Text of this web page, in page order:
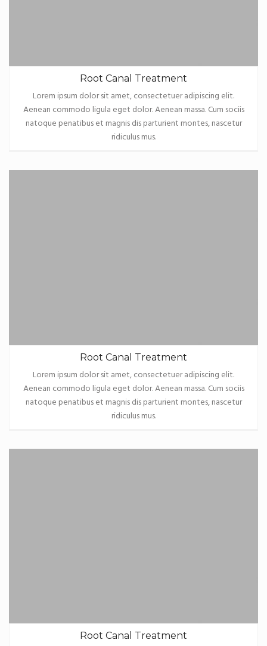
Root Canal Treatment
Lorem ipsum dolor sit amet, consectetuer adipiscing elit.
Aenean commodo ligula eget dolor. Aenean massa. Cum sociis
natoque penatibus et magnis dis parturient montes, nascetur
ridiculus mus.
Root Canal Treatment
Lorem ipsum dolor sit amet, consectetuer adipiscing elit.
Aenean commodo ligula eget dolor. Aenean massa. Cum sociis
natoque penatibus et magnis dis parturient montes, nascetur
ridiculus mus.
Root Canal Treatment